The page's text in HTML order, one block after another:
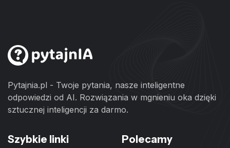
Pytajnia.pl - Twoje pytania, nasze inteligentne
odpowiedzi od AI. Rozwiązania w mgnieniu oka dzięki
sztucznej inteligencji za darmo.
Szybkie linki Polecamy